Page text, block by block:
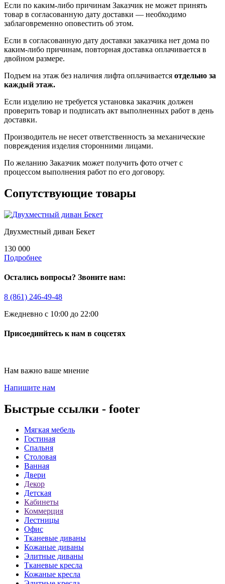
Если по каким-либо причинам Заказчик не может принять
товар в согласованную дату доставки — необходимо
заблаговременно оповестить об этом.
Если в согласованную дату доставки заказчика нет дома по
каким-либо причинам, повторная доставка оплачивается в
двойном размере.
Подъем на этаж без наличия лифта оплачивается отдельно за
каждый этаж.
Если изделию не требуется установка заказчик должен
проверить товар и подписать акт выполненных работ в день
доставки.
Производитель не несет ответственность за механические
повреждения изделия сторонними лицами.
По желанию Заказчик может получить фото отчет с
процессом выполнения работ по его договору.
Сопутствующие товары
Двухместный диван Бекет
130 000
Подробнее
Остались вопросы? Звоните нам:
8 (861) 246-49-48
Ежедневно с 10:00 до 22:00
Присоединйтесь к нам в соцсетях
Нам важно ваше мнение
Напишите нам
Быстрые ссылки - footer
Мягкая мебель
Гостиная
Спальня
Столовая
Ванная
Двери
Декор
Детская
Кабинеты
Коммерция
Лестницы
Офис
Тканевые диваны
Кожаные диваны
Элитные диваны
Тканевые кресла
Кожаные кресла